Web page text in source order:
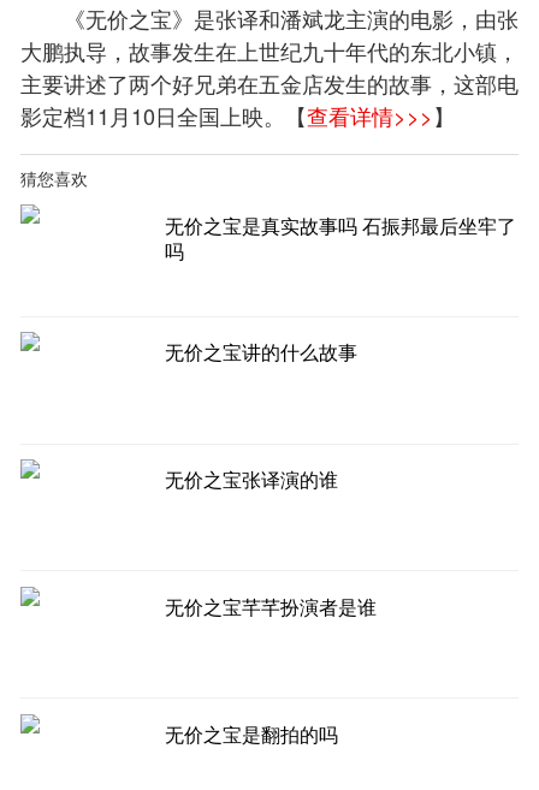
《无价之宝》是张译和潘斌龙主演的电影，由张
大鹏执导，故事发生在上世纪九十年代的东北小镇，
主要讲述了两个好兄弟在五金店发生的故事，这部电
影定档11月10日全国上映。【查看详情>>>】
猜您喜欢
无价之宝是真实故事吗 石振邦最后坐牢了
吗
无价之宝讲的什么故事
无价之宝张译演的谁
无价之宝芊芊扮演者是谁
无价之宝是翻拍的吗